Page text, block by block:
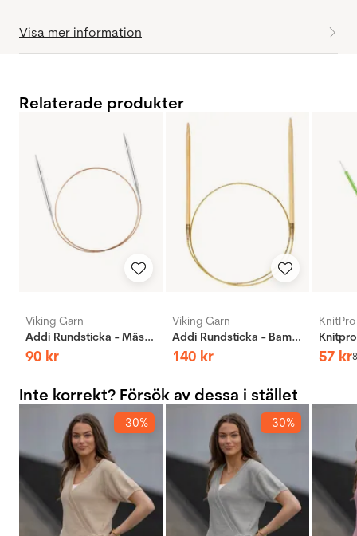
Visa mer information
Relaterade produkter
Viking Garn
Addi Rundsticka - Mässing
90 kr
Viking Garn
Addi Rundsticka - Bambus
140 kr
KnitPro
57 kr
Inte korrekt? Försök av dessa i stället
-30% -30%